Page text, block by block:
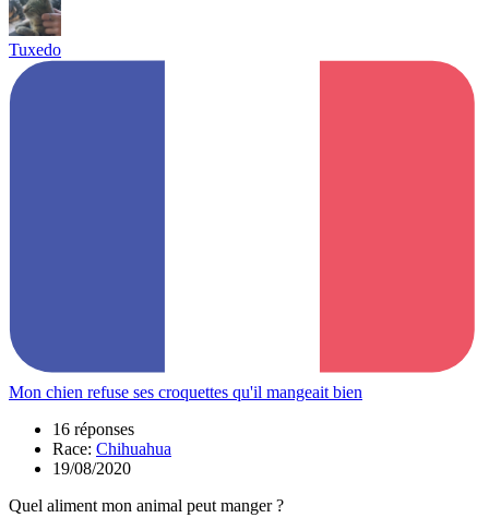
Tuxedo
Mon chien refuse ses croquettes qu'il mangeait bien
16 réponses
Race: Chihuahua
19/08/2020
Quel aliment mon animal peut manger ?